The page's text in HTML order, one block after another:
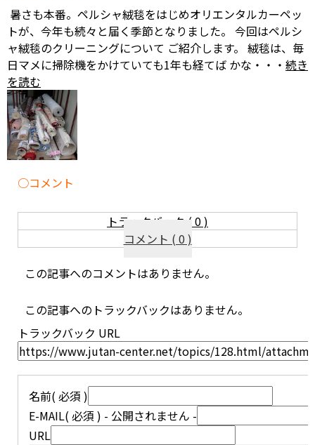
暑さも本番。ペルシャ絨毯をはじめオリエンタルカーペッ
トが、今年も続々と届く季節となりました。 今回はペルシ
ャ絨毯のクリーニングについて ご紹介します。 絨毯は、毎
日マメに掃除機をかけていても1年も経てば かな・・・ 続き
を読む
コメント
トラックバック ( 0 )
コメント ( 0 )
この記事へのコメントはありません。
この記事へのトラックバックはありません。
トラックバック URL
名前( 必須 )
E-MAIL( 必須 ) - 公開されません -
URL